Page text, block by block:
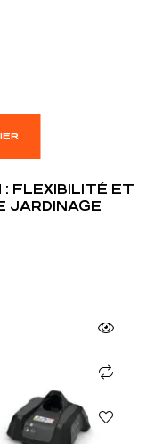
FLEXIBILITÉ ET
JARDINAGE